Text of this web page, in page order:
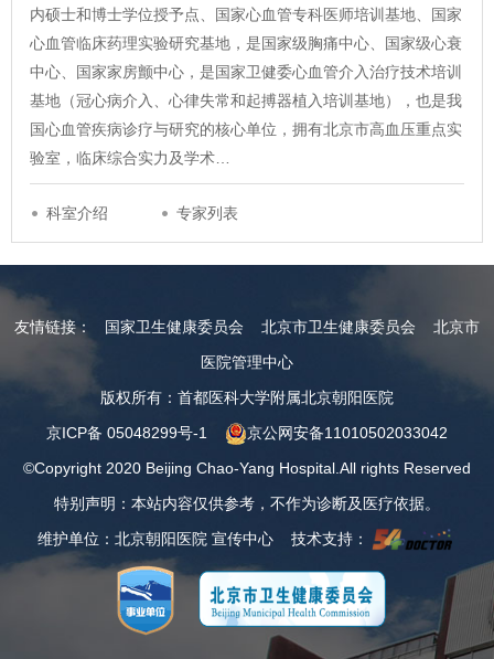
内硕士和博士学位授予点、国家心血管专科医师培训基地、国家
心血管临床药理实验研究基地，是国家级胸痛中心、国家级心衰
中心、国家家房颤中心，是国家卫健委心血管介入治疗技术培训
基地（冠心病介入、心律失常和起搏器植入培训基地），也是我
国心血管疾病诊疗与研究的核心单位，拥有北京市高血压重点实
验室，临床综合实力及学术…
科室介绍 专家列表
友情链接： 国家卫生健康委员会 北京市卫生健康委员会
北京市
医院管理中心
版权所有：首都医科大学附属北京朝阳医院
京ICP备 05048299号-1
京公网安备11010502033042
©Copyright 2020 Beijing Chao-Yang Hospital.All rights Reserved
特别声明：本站内容仅供参考，不作为诊断及医疗依据。
维护单位：北京朝阳医院 宣传中心 技术支持：